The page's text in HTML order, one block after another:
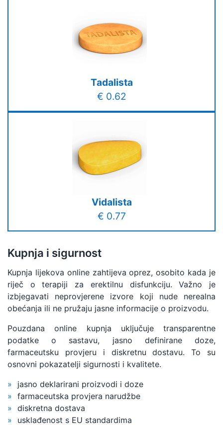
Tadalista
€ 0.62
Vidalista
€ 0.77
Kupnja i sigurnost
Kupnja lijekova online zahtijeva oprez, osobito kada je
riječ o terapiji za erektilnu disfunkciju. Važno je
izbjegavati neprovjerene izvore koji nude nerealna
obećanja ili ne pružaju jasne informacije o proizvodu.
Pouzdana online kupnja uključuje transparentne
podatke o sastavu, jasno definirane doze,
farmaceutsku provjeru i diskretnu dostavu. To su
osnovni pokazatelji sigurnosti i kvalitete.
jasno deklarirani proizvodi i doze
farmaceutska provjera narudžbe
diskretna dostava
usklađenost s EU standardima